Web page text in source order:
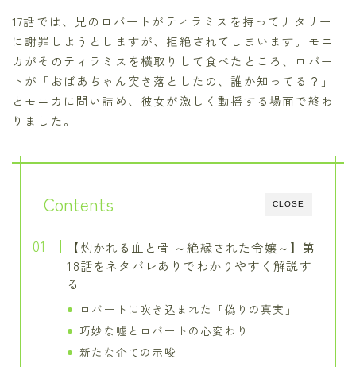
17話では、兄のロバートがティラミスを持ってナタリー
に謝罪しようとしますが、拒絶されてしまいます。モニ
カがそのティラミスを横取りして食べたところ、ロバー
トが「おばあちゃん突き落としたの、誰か知ってる？」
とモニカに問い詰め、彼女が激しく動揺する場面で終わ
りました。
CLOSE
Contents
【灼かれる血と骨 ～絶縁された令嬢～】第
18話をネタバレありでわかりやすく解説す
る
ロバートに吹き込まれた「偽りの真実」
巧妙な嘘とロバートの心変わり
新たな企ての示唆